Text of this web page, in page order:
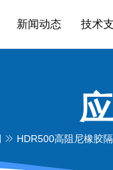
新闻动态 技术
HDR500高阻尼橡胶